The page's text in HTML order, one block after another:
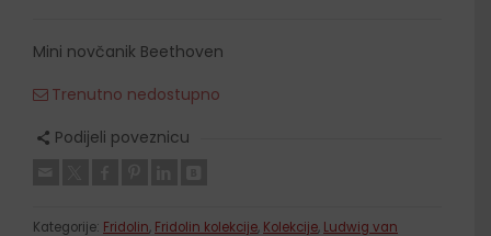
Mini novčanik Beethoven
Trenutno nedostupno
Podijeli poveznicu
Kategorije: Fridolin, Fridolin kolekcije, Kolekcije, Ludwig van